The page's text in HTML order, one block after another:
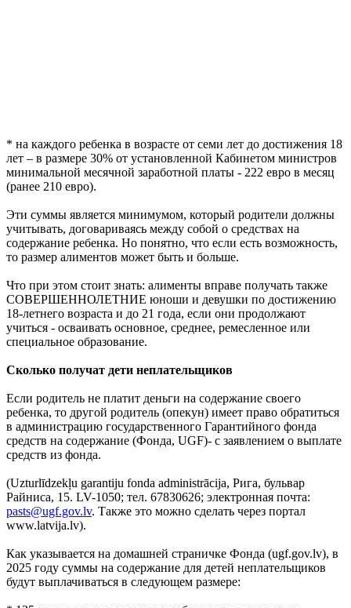
* на каждого ребенка в возрасте от семи лет до достижения 18
лет – в размере 30% от установленной Кабинетом министров
минимальной месячной заработной платы - 222 евро в месяц
(ранее 210 евро).
Эти суммы является минимумом, который родители должны
учитывать, договариваясь между собой о средствах на
содержание ребенка. Но понятно, что если есть возможность,
то размер алиментов может быть и больше.
Что при этом стоит знать: алименты вправе получать также
СОВЕРШЕННОЛЕТНИЕ юноши и девушки по достижению
18-летнего возраста и до 21 года, если они продолжают
учиться - осваивать основное, среднее, ремесленное или
специальное образование.
Сколько получат дети неплательщиков
Если родитель не платит деньги на содержание своего
ребенка, то другой родитель (опекун) имеет право обратиться
в администрацию государственного Гарантийного фонда
средств на содержание (Фонда, UGF)- с заявлением о выплате
средств из фонда.
(Uzturlīdzekļu garantiju fonda administrācija, Рига, бульвар
Райниса, 15. LV-1050; тел. 67830626; электронная почта:
pasts@ugf.gov.lv. Также это можно сделать через портал
www.latvija.lv).
Как указывается на домашней страничке Фонда (ugf.gov.lv), в
2025 году суммы на содержание для детей неплательщиков
будут выплачиваться в следующем размере: